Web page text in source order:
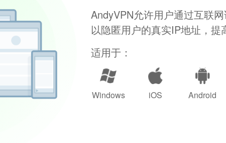
AndyVPN允许用户通过互联
以隐匿用户的真实IP地址，提
适用于：
Windows iOS Android